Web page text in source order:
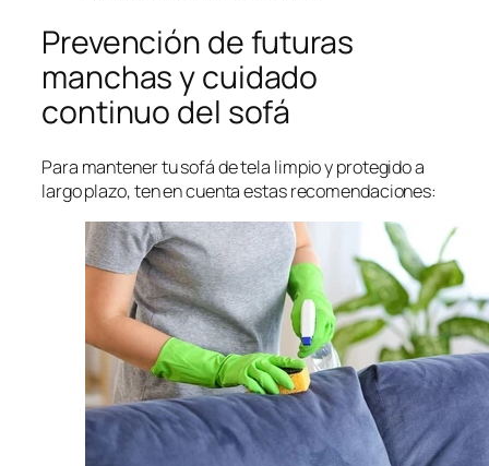
Prevención de futuras
manchas y cuidado
continuo del sofá
Para mantener tu sofá de tela limpio y protegido a
largo plazo, ten en cuenta estas recomendaciones: